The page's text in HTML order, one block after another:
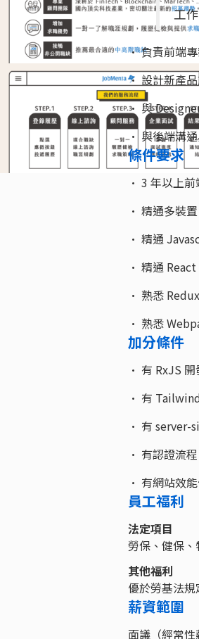
工
• 負責前端專
• 設計新產品
• 與
• 與後端溝通
條件要求
• 3 年以上前
• 精通多裝置
• 精通
• 精通 React
• 熟悉
• 熟悉
加分條件
• 有 RxJS 開
• 有
• 有 server-
• 有認證流
• 有網站效
員工福利
法定項目
勞保、健保
其他福利
優於勞基法
薪資範圍
面議（經常性